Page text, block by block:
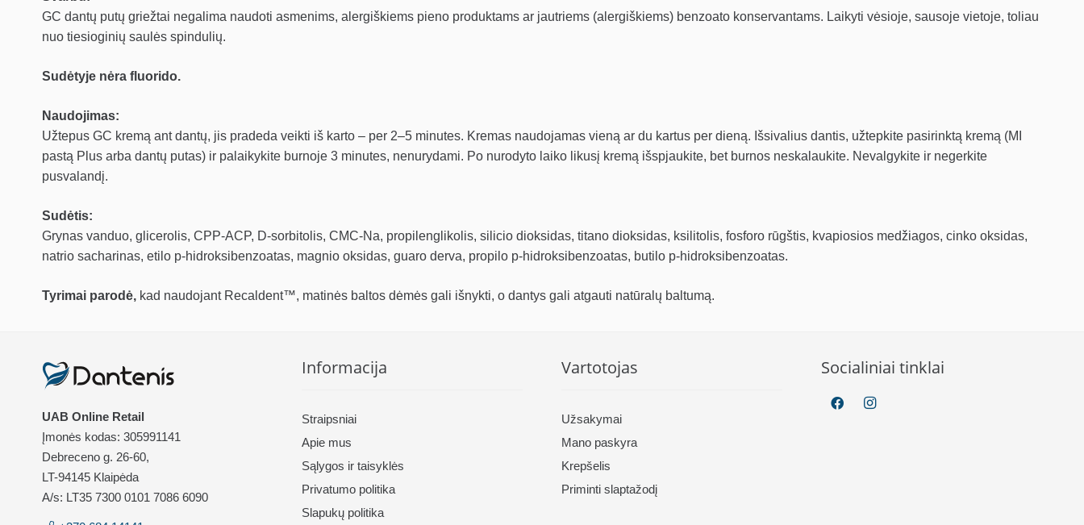
GC dantų putų griežtai negalima naudoti asmenims, alergiškiems pieno produktams ar jautriems (alergiškiems) benzoato konservantams. Laikyti vėsioje, sausoje vietoje, toliau
nuo tiesioginių saulės spindulių.
Sudėtyje nėra fluorido.
Naudojimas:
Užtepus GC kremą ant dantų, jis pradeda veikti iš karto – per 2–5 minutes. Kremas naudojamas vieną ar du kartus per dieną. Išsivalius dantis, užtepkite pasirinktą kremą (MI
pastą Plus arba dantų putas) ir palaikykite burnoje 3 minutes, nenurydami. Po nurodyto laiko likusį kremą išspjaukite, bet burnos neskalaukite. Nevalgykite ir negerkite
pusvalandį.
Sudėtis:
Grynas vanduo, glicerolis, CPP-ACP, D-sorbitolis, CMC-Na, propilenglikolis, silicio dioksidas, titano dioksidas, ksilitolis, fosforo rūgštis, kvapiosios medžiagos, cinko oksidas,
natrio sacharinas, etilo p-hidroksibenzoatas, magnio oksidas, guaro derva, propilo p-hidroksibenzoatas, butilo p-hidroksibenzoatas.
Tyrimai parodė, kad naudojant Recaldent™, matinės baltos dėmės gali išnykti, o dantys gali atgauti natūralų baltumą.
UAB Online Retail
Įmonės kodas: 305991141
Debreceno g. 26-60,
LT-94145 Klaipėda
A/s: LT35 7300 0101 7086 6090
Informacija
Straipsniai
Apie mus
Sąlygos ir taisyklės
Privatumo politika
Slapukų politika
Vartotojas
Užsakymai
Mano paskyra
Krepšelis
Priminti slaptažodį
Socialiniai tinklai